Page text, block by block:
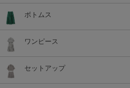
ボトムス
ワンピース
セットアップ